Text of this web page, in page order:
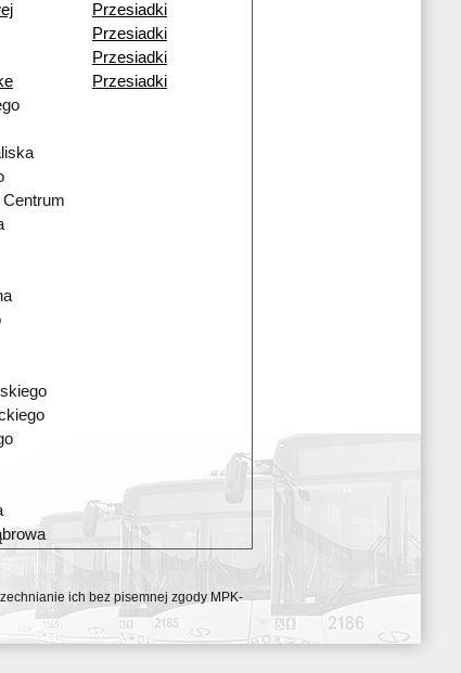
Przesiadki
Przesiadki
Przesiadki
Przesiadki
ich bez pisemnej zgody MPK-